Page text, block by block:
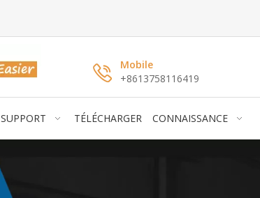
Mobile
+8613758116419
SUPPORT TÉLÉCHARGER CONNAISSANCE